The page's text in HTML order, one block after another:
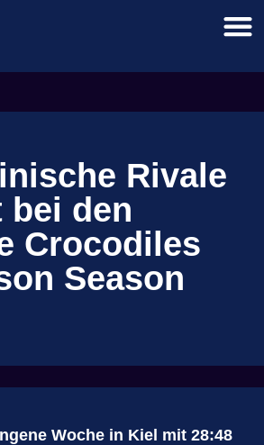
Rivale
bei den
Crocodiles
Season
Woche in Kiel mit 28:48